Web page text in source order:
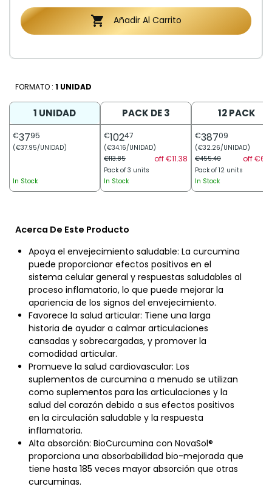
 Añadir Al Carrito
FORMATO : 1 UNIDAD
1 UNIDAD
€3795
(€37.95/UNIDAD)
In Stock
PACK DE 3
€10247
(€34.16/UNIDAD)
€113.85
off €11.38
Pack of 3 units
In Stock
12 PACK
€38709
(€32.26/UNIDAD)
€455.40
off
Pack of 12 units
In Stock
Acerca De Este Producto
Apoya el envejecimiento saludable: La curcumina
puede proporcionar efectos positivos en el
sistema celular general y respuestas saludables al
proceso inflamatorio, lo que puede mejorar la
apariencia de los signos del envejecimiento.
Favorece la salud articular: Tiene una larga
historia de ayudar a calmar articulaciones
cansadas y sobrecargadas, y promover la
comodidad articular.
Promueve la salud cardiovascular: Los
suplementos de curcumina a menudo se utilizan
como suplementos para las articulaciones y la
salud del corazón debido a sus efectos positivos
en la circulación saludable y la respuesta
inflamatoria.
Alta absorción: BioCurcumina con NovaSol®
proporciona una absorbabilidad bio-mejorada que
tiene hasta 185 veces mayor absorción que otras
curcuminas.